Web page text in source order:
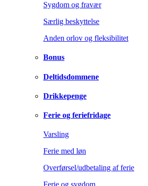
Sygdom og fravær
Særlig beskyttelse
Anden orlov og fleksibilitet
Bonus
Deltidsdommene
Drikkepenge
Ferie og feriefridage
Varsling
Ferie med løn
Overførsel/udbetaling af ferie